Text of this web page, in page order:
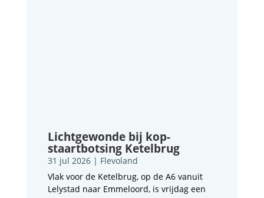
Lichtgewonde bij kop-
staartbotsing Ketelbrug
31 jul 2026| Flevoland
Vlak voor de Ketelbrug, op de A6 vanuit
Lelystad naar Emmeloord, is vrijdag een